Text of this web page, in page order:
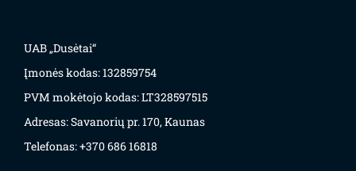
UAB „Dusėtai“
Įmonės kodas: 132859754
PVM mokėtojo kodas: LT328597515
Adresas: Savanorių pr. 170, Kaunas
Telefonas: +370 686 16818